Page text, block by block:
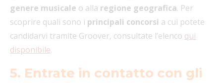
genere musicale o alla regione geografica. Per
scoprire quali sono i principali concorsi a cui potete
candidarvi tramite Groover, consultate l’elenco qui
disponibile.
5. Entrate in contatto con gli